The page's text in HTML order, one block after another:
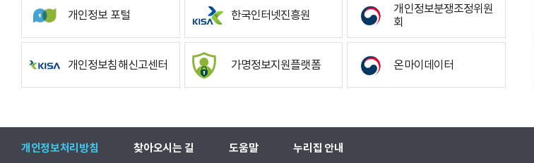
개인정보 포털 한국인터넷진흥원
개인정보분쟁조정위원
회
개인정보침해신고센터 가명정보지원플랫폼 온마이데이터
개인정보처리방침 찾아오시는 길 도움말 누리집 안내